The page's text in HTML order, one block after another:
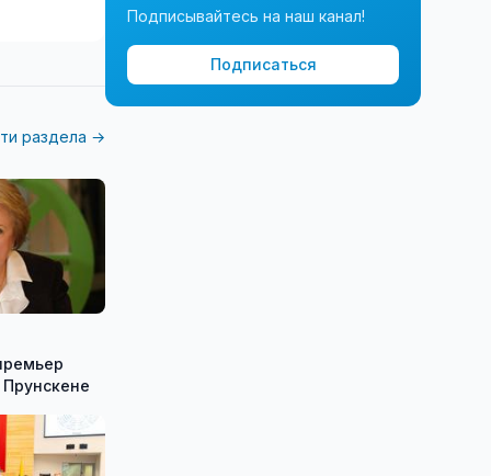
раздела →
Подписывайтесь на наш канал!
Подписаться